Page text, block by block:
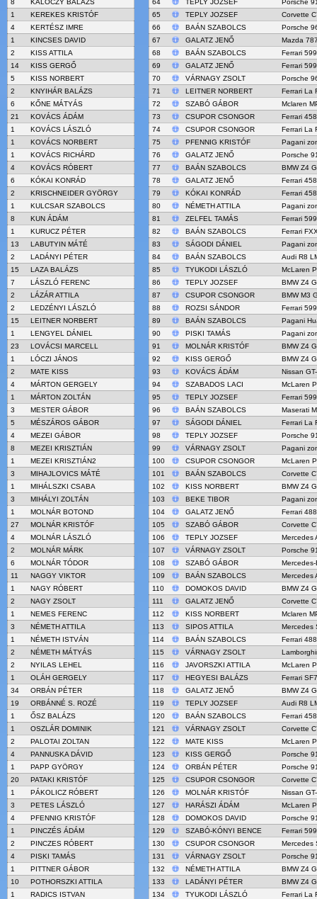
8
KÁLÓCZY BALÁZS
1
KEREKES KRISTÓF
4
KERTÉSZ IMRE
1
KINCSES DAVID
2
KISS ATTILA
14
KISS GERGŐ
5
KISS NORBERT
2
KNYIHÁR BALÁZS
6
KŐNE MÁTYÁS
21
KOVÁCS ÁDÁM
1
KOVÁCS LÁSZLÓ
1
KOVÁCS NORBERT
1
KOVÁCS RICHÁRD
4
KOVÁCS RÓBERT
6
KÓKAI KONRÁD
2
KRISCHNEIDER GYÖRGY
1
KULCSAR SZABOLCS
8
KUN ÁDÁM
1
KURUCZ PÉTER
13
LABUTYIN MÁTÉ
2
LADÁNYI PÉTER
15
LAZA BALÁZS
7
LÁSZLÓ FERENC
2
LÁZÁR ATTILA
2
LEDZÉNYI LÁSZLÓ
15
LEITNER NORBERT
1
LENGYEL DÁNIEL
23
LOVÁCSI MARCELL
1
LÓCZI JÁNOS
2
MATE KISS
4
MÁRTON GERGELY
1
MÁRTON ZOLTÁN
3
MESTER GÁBOR
5
MÉSZÁROS GÁBOR
4
MEZEI GÁBOR
8
MEZEI KRISZTIÁN
1
MEZEI KRISZTIÁN2
3
MIHAJLOVICS MÁTÉ
1
MIHÁLSZKI CSABA
3
MIHÁLYI ZOLTÁN
1
MOLNÁR BOTOND
27
MOLNÁR KRISTÓF
4
MOLNÁR LÁSZLÓ
2
MOLNÁR MÁRK
6
MOLNÁR TÓDOR
11
NAGGY VIKTOR
1
NAGY RÓBERT
2
NAGY ZSOLT
1
NEMES FERENC
3
NÉMETH ATTILA
1
NÉMETH ISTVÁN
2
NÉMETH MÁTYÁS
2
NYILAS LEHEL
1
OLÁH GERGELY
34
ORBÁN PÉTER
19
ORBÁNNÉ S. ROZÉ
1
ŐSZ BALÁZS
1
OSZLÁR DOMINIK
2
PALOTAI ZOLTAN
4
PANNUSKA DÁVID
1
PAPP GYÖRGY
20
PATAKI KRISTÓF
1
PÁKOLICZ RÓBERT
3
PETES LÁSZLÓ
4
PFENNIG KRISTÓF
1
PINCZÉS ÁDÁM
2
PINCZES RÓBERT
4
PISKI TAMÁS
1
PITTNER GÁBOR
10
POTHORSZKI ATTILA
1
RADICS ISTVAN
64
TEPLY JOZSEF
Porsche
65
TEPLY JOZSEF
Corvette
66
BAÁN SZABOLCS
Porsche
67
GALATZ JENŐ
Mazda
68
BAÁN SZABOLCS
Ferrari
69
GALATZ JENŐ
Ferrari
70
VÁRNAGY ZSOLT
Porsche
71
LEITNER NORBERT
Ferrari La
72
SZABÓ GÁBOR
Mclaren
73
CSUPOR CSONGOR
Ferrari
74
CSUPOR CSONGOR
Ferrari La
75
PFENNIG KRISTÓF
Pagani
76
GALATZ JENŐ
Porsche
77
BAÁN SZABOLCS
BMW Z4
78
GALATZ JENŐ
Ferrari
79
KÓKAI KONRÁD
Ferrari
80
NÉMETH ATTILA
Pagani
81
ZELFEL TAMÁS
Ferrari
82
BAÁN SZABOLCS
Ferrari
83
SÁGODI DÁNIEL
Pagani
84
BAÁN SZABOLCS
Audi R8
85
TYUKODI LÁSZLÓ
McLaren
86
TEPLY JOZSEF
BMW Z4
87
CSUPOR CSONGOR
BMW M3
88
ROZSI SÁNDOR
Ferrari
89
BAÁN SZABOLCS
Pagani
90
PISKI TAMÁS
Pagani
91
MOLNÁR KRISTÓF
BMW Z4
92
KISS GERGŐ
BMW Z4
93
KOVÁCS ÁDÁM
Nissan
94
SZABADOS LACI
McLaren
95
TEPLY JOZSEF
Ferrari
96
BAÁN SZABOLCS
Maserati
97
SÁGODI DÁNIEL
Ferrari La
98
TEPLY JOZSEF
Porsche
99
VÁRNAGY ZSOLT
Pagani
100
CSUPOR CSONGOR
McLaren
101
BAÁN SZABOLCS
Corvette
102
KISS NORBERT
BMW Z4
103
BEKE TIBOR
Pagani
104
GALATZ JENŐ
Ferrari
105
SZABÓ GÁBOR
Corvette
106
TEPLY JOZSEF
Mercedes
107
VÁRNAGY ZSOLT
Porsche
108
SZABÓ GÁBOR
109
BAÁN SZABOLCS
Mercedes
110
DOMOKOS DAVID
BMW Z4
111
GALATZ JENŐ
Corvette
112
KISS NORBERT
Mclaren
113
SIPOS ATTILA
Mercedes
114
BAÁN SZABOLCS
Ferrari
115
VÁRNAGY ZSOLT
116
JAVORSZKI ATTILA
McLaren
117
HEGYESI BALÁZS
Ferrari
118
GALATZ JENŐ
BMW Z4
119
TEPLY JOZSEF
Audi R8
120
BAÁN SZABOLCS
Ferrari
121
VÁRNAGY ZSOLT
Corvette
122
MATE KISS
McLaren
123
KISS GERGŐ
Porsche
124
ORBÁN PÉTER
Porsche
125
CSUPOR CSONGOR
Corvette
126
MOLNÁR KRISTÓF
Nissan
127
HARÁSZI ÁDÁM
McLaren
128
DOMOKOS DAVID
Porsche
129
SZABÓ-KÓNYI BENCE
Ferrari
130
CSUPOR CSONGOR
Mercedes
131
VÁRNAGY ZSOLT
Porsche
132
NÉMETH ATTILA
BMW Z4
133
LADÁNYI PÉTER
BMW Z4
134
TYUKODI LÁSZLÓ
Ferrari La